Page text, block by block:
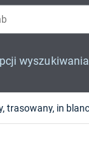
wyszukiwania